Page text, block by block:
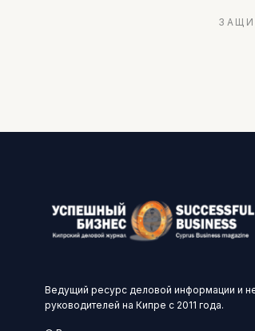
Ведущий ресурс деловой информации и
руководителей на Кипре с 2011 года.